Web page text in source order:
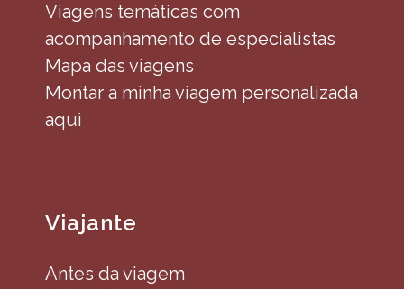
Viagens temáticas com
acompanhamento de especialistas
Mapa das viagens
Montar a minha viagem personalizada
aqui
Viajante
Antes da viagem